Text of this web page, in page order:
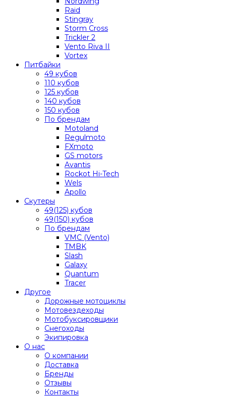
Raid
Stingray
Storm Cross
Trickler 2
Vento Riva II
Vortex
Питбайки
49 кубов
110 кубов
125 кубов
140 кубов
150 кубов
По брендам
Motoland
Regulmoto
FXmoto
GS motors
Avantis
Rockot Hi-Tech
Wels
Apollo
Скутеры
49(125) кубов
49(150) кубов
По брендам
VMC (Vento)
TMBK
Slash
Galaxy
Quantum
Tracer
Другое
Дорожные мотоциклы
Мотовездеходы
Мотобуксировщики
Снегоходы
Экипировка
О нас
О компании
Доставка
Бренды
Отзывы
Контакты